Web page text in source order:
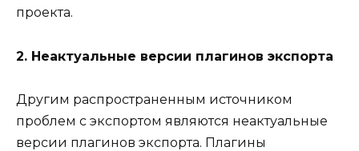
проекта.
2. Неактуальные версии плагинов экспорта
Другим распространенным источником
проблем с экспортом являются неактуальные
версии плагинов экспорта. Плагины